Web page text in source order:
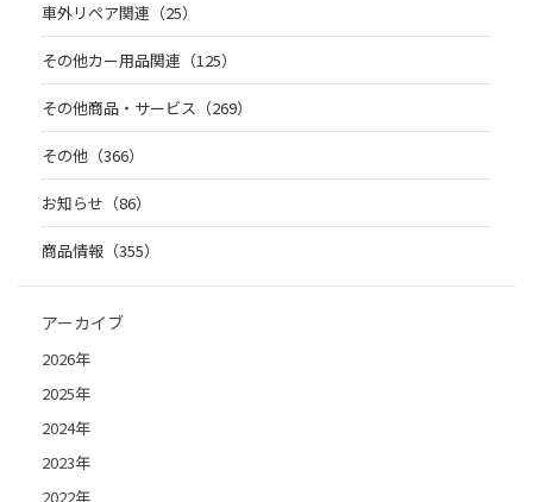
車外リペア関連（25）
その他カー用品関連（125）
その他商品・サービス（269）
その他（366）
お知らせ（86）
商品情報（355）
アーカイブ
2026年
2025年
2024年
2023年
2022年